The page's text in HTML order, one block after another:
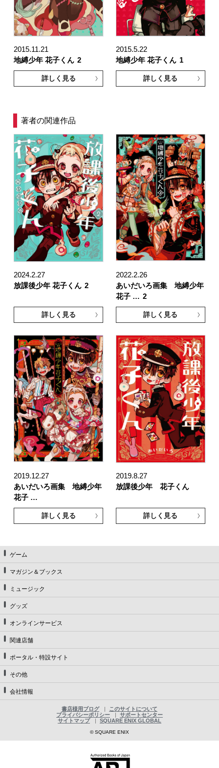
2015.11.21
地縛少年 花子くん 2
詳しく見る
2015.5.22
地縛少年 花子くん 1
詳しく見る
著者の関連作品
2024.2.27
放課後少年 花子くん 2
詳しく見る
2022.2.26
あいだいろ画集 地縛少年
花子 … 2
詳しく見る
2019.12.27
あいだいろ画集 地縛少年
花子 …
詳しく見る
2019.8.27
放課後少年 花子くん
詳しく見る
ゲーム
マガジン＆ブックス
ミュージック
グッズ
オンラインサービス
関連店舗
ポータル・特設サイト
その他
会社情報
書店様用ブログ
このサイトについて
プライバシーポリシー
サポートセンター
サイトマップ
SQUARE ENIX GLOBAL
© SQUARE ENIX